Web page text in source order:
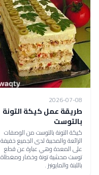
2026-07-08
طريقة عمل كيكة التونة
بالتوست
كيكة التونة بالتوست من الوصفات
الرائعة والمحببة لدى الجميع خفيفة
على المعدة وهي عبارة عن قطع
توست محشية تونة وخضار ومغطاة
باللبنة والمايونيز .